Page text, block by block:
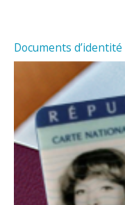
Documents d’identité